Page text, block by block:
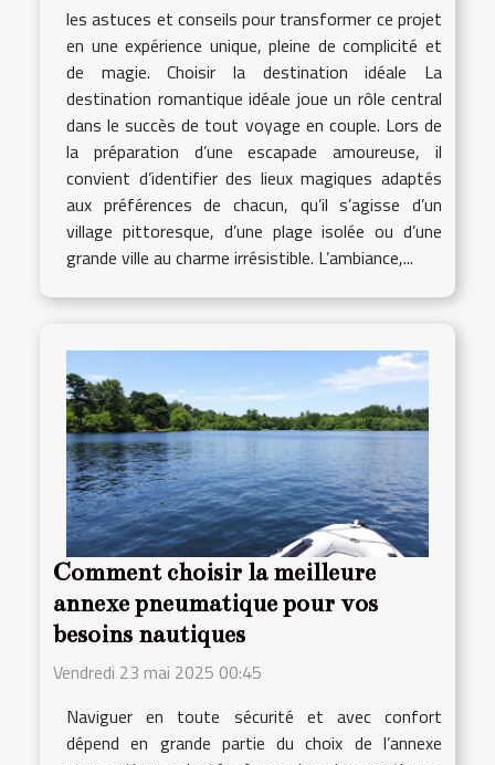
les astuces et conseils pour transformer ce projet
en une expérience unique, pleine de complicité et
de magie. Choisir la destination idéale La
destination romantique idéale joue un rôle central
dans le succès de tout voyage en couple. Lors de
la préparation d’une escapade amoureuse, il
convient d’identifier des lieux magiques adaptés
aux préférences de chacun, qu’il s’agisse d’un
village pittoresque, d’une plage isolée ou d’une
grande ville au charme irrésistible. L’ambiance,...
Comment choisir la meilleure
annexe pneumatique pour vos
besoins nautiques
Vendredi 23 mai 2025 00:45
Naviguer en toute sécurité et avec confort
dépend en grande partie du choix de l’annexe